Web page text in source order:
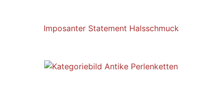
Imposanter Statement Halsschmuck